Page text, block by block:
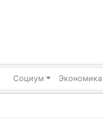
Социум Экономика